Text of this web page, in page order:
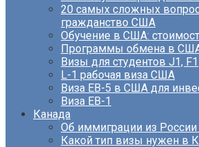
20 самых сложных
гражданство США
Обучение в США:
Программы обмена в
Визы для студентов J1, F1
L-1 рабочая виза США
Виза EB-5 в США для
Виза ЕВ-1
Канада
Об иммиграции из
Какой тип визы нужен в